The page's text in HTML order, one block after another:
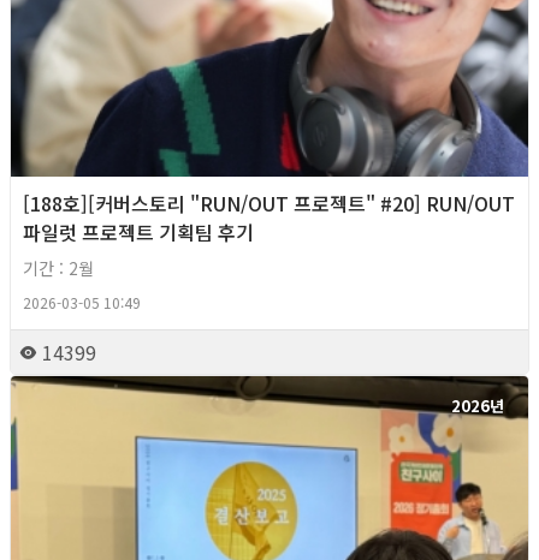
[188호][커버스토리 "RUN/OUT 프로젝트" #20] RUN/OUT
파일럿 프로젝트 기획팀 후기
기간 : 2월
2026-03-05 10:49
14399
2026년